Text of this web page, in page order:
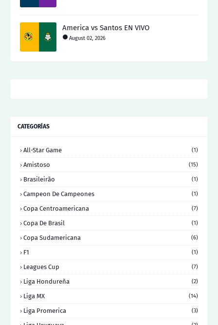
America vs Santos EN VIVO
August 02, 2026
CATEGORÍAS
All-Star Game (1)
Amistoso (15)
Brasileirão (1)
Campeon De Campeones (1)
Copa Centroamericana (7)
Copa De Brasil (1)
Copa Sudamericana (6)
F1 (1)
Leagues Cup (7)
Liga Hondureña (2)
Liga MX (14)
Liga Promerica (3)